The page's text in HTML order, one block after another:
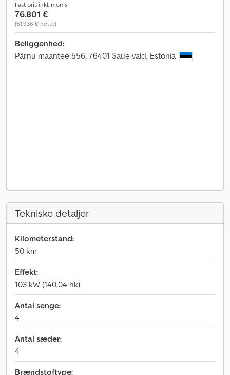
Fast pris inkl. moms
76.801 €
(61.936 € netto)
Beliggenhed:
Pärnu maantee 556, 76401 Saue vald, Estonia
Tekniske detaljer
Kilometerstand:
50 km
Effekt:
103 kW (140,04 hk)
Antal senge:
4
Antal sæder:
4
Brændstoftype: